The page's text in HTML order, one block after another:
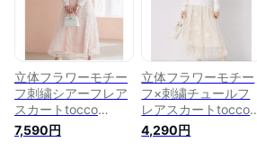
立体フラワーモチー
フ刺繍シアーフレア
スカートtocco
closet(トッコクロー
ゼット) ネイビー
7,590円
立体フラワーモチー
フ×刺繍チュールフ
レアスカートtocco
closet(トッコクロー
ゼット) ピンク ア
4,290円